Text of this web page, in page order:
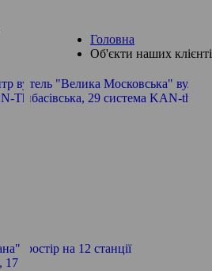
Головна
Об'єкти наших